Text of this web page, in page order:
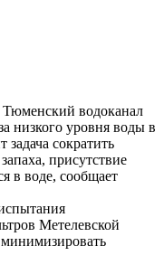
водоканал
низкого уровня воды в
задача сократить
присутствие
в воде, сообщает
Метелевской